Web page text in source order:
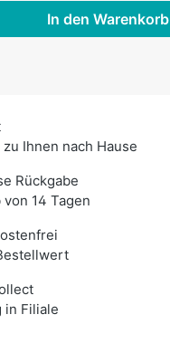
In den Warenkorb
Ihnen nach Hause
Rückgabe
14 Tagen
in Filiale